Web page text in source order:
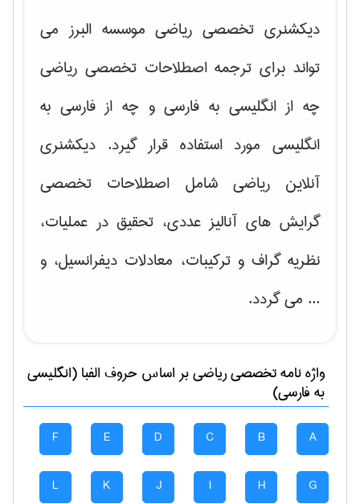
دیکشنری تخصصی ریاضی موسسه البرز می
تواند برای ترجمه اصطلاحات تخصصی ریاضی
چه از انگلیسی به فارسی و چه از فارسی به
انگلیسی مورد استفاده قرار گیرد. دیکشنری
آنلاین ریاضی شامل اصطلاحات تخصصی
گرایش های آنالیز عددی، تحقیق در عملیات،
نظریه گراف و تركیبات، معادلات دیفرانسیل، و
... می گردد.
واژه نامه تخصصیرياضیبر اساس حروف الفبا (انگلیسی
به فارسی)
A
B
C
D
E
F
G
H
I
J
K
L